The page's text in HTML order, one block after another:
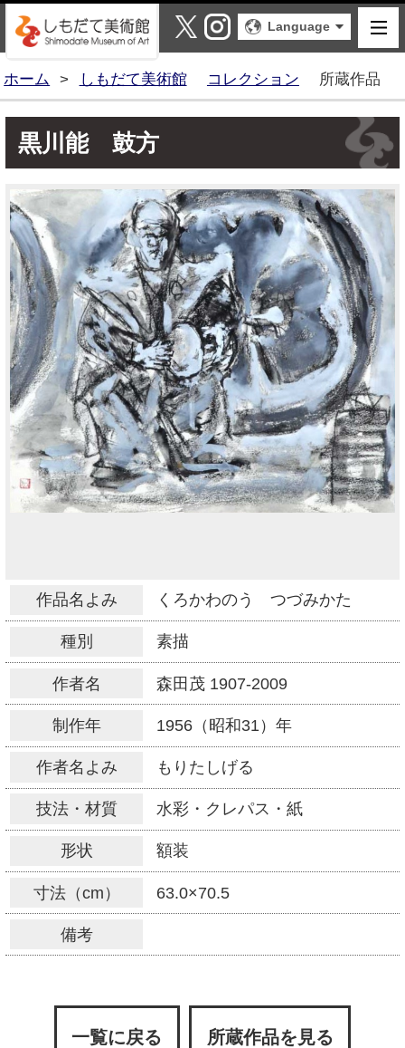
しもだて美術館
X Instagram
Language
ホーム > しもだて美術館 コレクション 所蔵作品
黒川能 鼓方
作品名よみ くろかわのう つづみかた
種別 素描
作者名 森田茂 1907-2009
制作年 1956（昭和31）年
作者名よみ もりたしげる
技法・材質 水彩・クレパス・紙
形状 額装
寸法（cm） 63.0×70.5
備考
一覧に戻る 所蔵作品を見る